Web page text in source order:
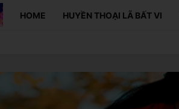
HOME HUYỀN THOẠI LÃ BẤT VI